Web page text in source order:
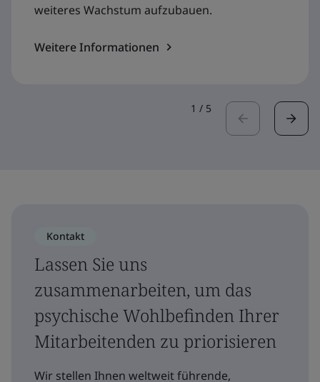
weiteres Wachstum aufzubauen.
Weitere Informationen
1 / 5
Kontakt
Lassen Sie uns
zusammenarbeiten, um das
psychische Wohlbefinden Ihrer
Mitarbeitenden zu priorisieren
Wir stellen Ihnen weltweit führende,